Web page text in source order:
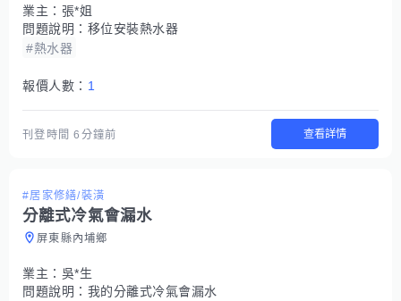
業主： 張*姐
問題說明： 移位安裝熱水器
#熱水器
報價人數： 1
刊登時間6分鐘前 查看詳情
#居家修繕/裝潢
分離式冷氣會漏水
屏東縣內埔鄉
業主： 吳*生
問題說明： 我的分離式冷氣會漏水